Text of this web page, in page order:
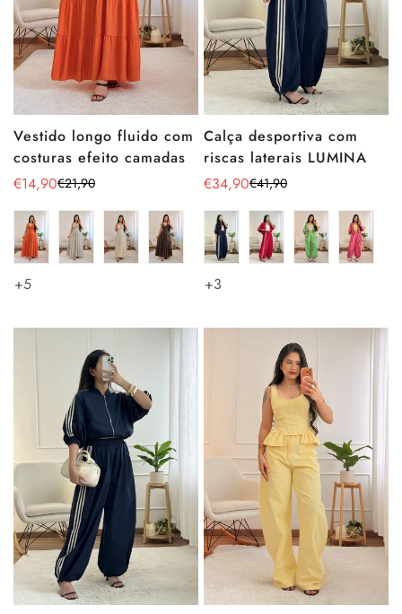
Vestido longo fluido com
costuras efeito camadas
Preço
de
venda
€14,90
Preço
regular
€21,90
+5
Calça desportiva com
riscas laterais LUMINA
Preço
de
venda
€34,90
Preço
regular
€41,90
+3